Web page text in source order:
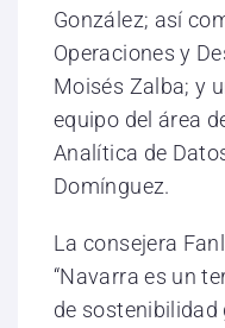
González; así
Operaciones y
Moisés Zalba; y
equipo del área
Analítica de
Domínguez.
La consejera
“Navarra es un
de